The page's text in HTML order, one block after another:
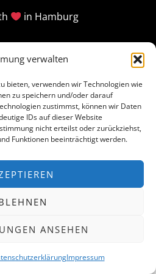
verwalten
bieten, verwenden wir Technologien wie
zu speichern und/oder darauf
zustimmst, können wir Daten
IDs auf dieser Website
nicht erteilst oder zurückziehst,
Funktionen beeinträchtigt werden.
ANSEHEN
Impressum
in Hamburg